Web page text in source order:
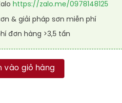
https://zalo.me/0978148125
& giải pháp sơn miễn phí
đơn hàng >3,5 tấn
SPORT SHIELD 7039 số lượng
vào giỏ hàng